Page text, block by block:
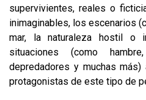
supervivientes, reales o
inimaginables, los escenarios
mar, la naturaleza hostil o
situaciones (como
depredadores y muchas
protagonistas de este tipo de